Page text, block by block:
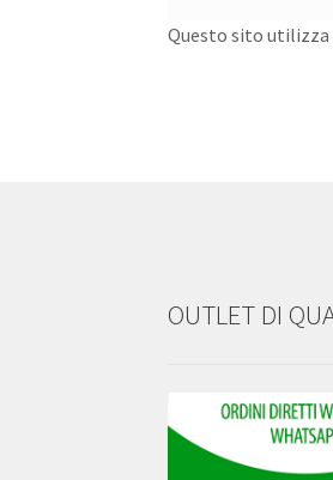
Questo sito
OUTLET DI